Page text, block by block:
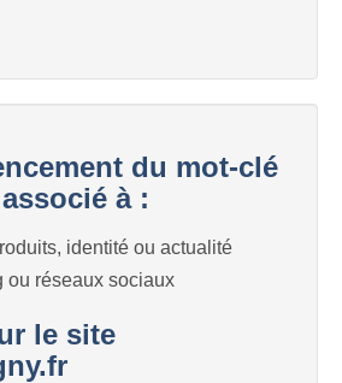
du mot-clé
à :
identité ou actualité
ou réseaux sociaux
le site